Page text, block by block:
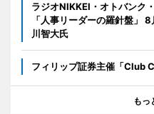
ラジオNIKKEI・オトバンク
「人事リーダーの羅針盤」
川智大氏
フィリップ証券主催「Club
もっ